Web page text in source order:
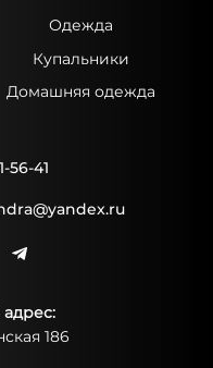
Одежда
Купальники
Домашняя одежда
56-41
186